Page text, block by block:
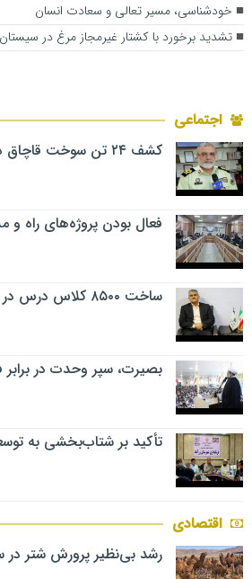
خودشناسی، مسیر تعالی و سعادت انسان
تشدید برخورد با کشتار غیرمجاز مرغ در
اجتماعی
کشف ۲۴ تن سوخت قاچاق در زاهدان
فعال بودن پروژه‌های راه و مسکن در
ساخت ۸۵۰۰ کلاس درس در سیستان‌وبلوچستان
بصیرت، سپر وحدت در
تأکید بر شتاب‌بخشی به
اقتصادی
رشد بی‌نظیر پرورش شتر در